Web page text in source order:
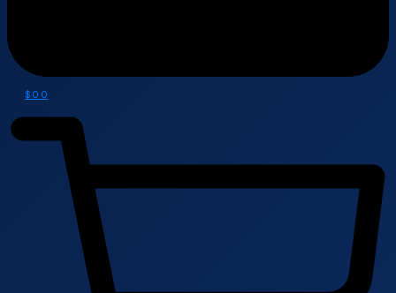
$ 0 0